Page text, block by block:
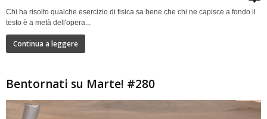
Chi ha risolto qualche esercizio di fisica sa bene che chi ne capisce a fondo il
testo è a metà dell'opera...
Continua a leggere
Bentornati su Marte! #280